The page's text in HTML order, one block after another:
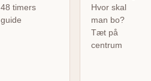
48 timers
guide
Hvor skal
man bo?
Tæt på
centrum